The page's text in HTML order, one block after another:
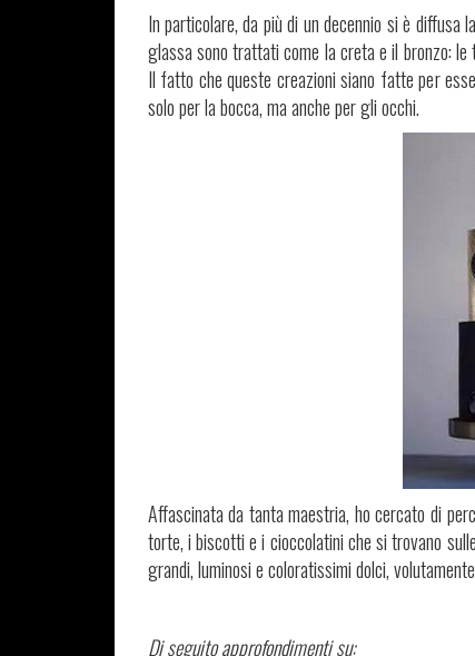
In particolare, da più di un decennio si è
glassa sono trattati come la creta e il bronzo:
Il fatto che queste creazioni siano fatte per
solo per la bocca, ma anche per gli occhi.
Affascinata da tanta maestria, ho cercato di
torte, i biscotti e i cioccolatini che si trovano
grandi, luminosi e coloratissimi dolci,
Di seguito approfondimenti su: